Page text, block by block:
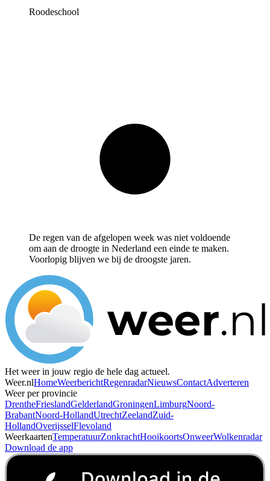
Roodeschool
De regen van de afgelopen week was niet voldoende
om aan de droogte in Nederland een einde te maken.
Voorlopig blijven we bij de droogste jaren.
Het weer in jouw regio de hele dag actueel.
Weer.nlHomeWeerberichtRegenradarNieuwsContactAdverteren
Weer per provincie
DrentheFrieslandGelderlandGroningenLimburgNoord-
BrabantNoord-HollandUtrechtZeelandZuid-
HollandOverijsselFlevoland
WeerkaartenTemperatuurZonkrachtHooikoortsOnweerWolkenradar
Download de app